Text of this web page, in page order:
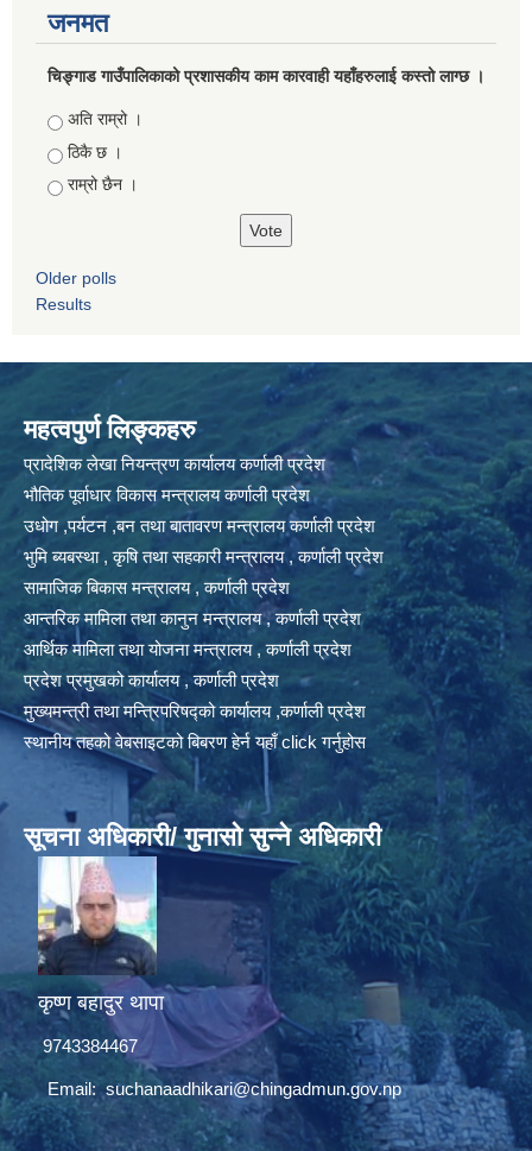
जनमत
चिङ्गाड गाउँपालिकाको प्रशासकीय काम कारवाही यहाँहरुलाई कस्तो लाग्छ ।
Choices
अति राम्रो ।
ठिकै छ ।
राम्रो छैन ।
Older polls
Results
महत्वपुर्ण लिङ्कहरु
प्रादेशिक लेखा नियन्त्रण कार्यालय कर्णाली प्रदेश
भौतिक पूर्वाधार विकास मन्त्रालय कर्णाली प्रदेश
उधोग ,पर्यटन ,बन तथा बातावरण मन्त्रालय कर्णाली प्रदेश
भुमि ब्यबस्था , कृषि तथा सहकारी मन्त्रालय , कर्णाली प्रदेश
सामाजिक बिकास मन्त्रालय , कर्णाली प्रदेश
आन्तरिक मामिला तथा कानुन मन्त्रालय , कर्णाली प्रदेश
आर्थिक मामिला तथा योजना मन्त्रालय , कर्णाली प्रदेश
प्रदेश प्रमुखको कार्यालय , कर्णाली प्रदेश
मुख्यमन्त्री तथा मन्त्रिपरिषद्को कार्यालय ,कर्णाली प्रदेश
स्थानीय तहको वेबसाइटको बिबरण हेर्न यहाँ click गर्नुहोस
सूचना अधिकारी/ गुनासो सुन्ने अधिकारी
कृष्ण बहादुर थापा
9743384467
Email:suchanaadhikari@chingadmun.gov.np